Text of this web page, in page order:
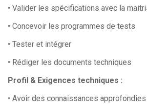
• Valider les spécifications avec la
• Concevoir les programmes de tests
• Tester et intégrer
• Rédiger les documents techniques
Profil & Exigences techniques :
• Avoir des connaissances